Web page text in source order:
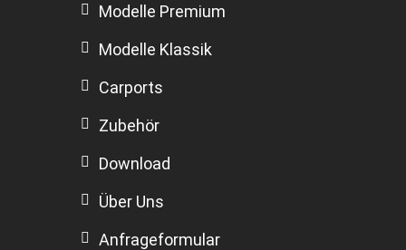
Modelle Premium
Modelle Klassik
Carports
Zubehör
Download
Über Uns
Anfrageformular